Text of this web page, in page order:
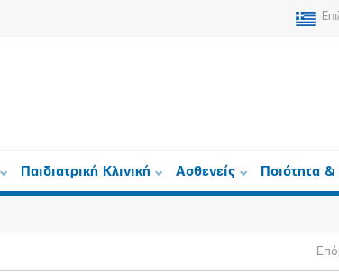
Παιδιατρική Κλινική Ασθενείς Ποιότητα